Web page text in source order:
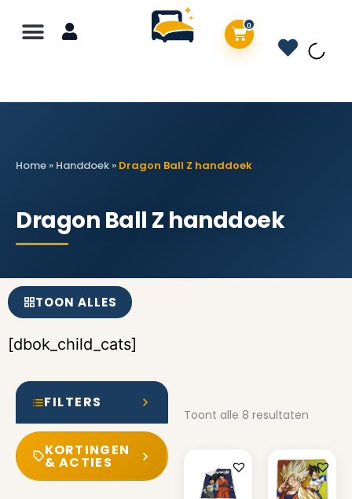
0
Home » Handdoek » Dragon Ball Z handdoek
Dragon Ball Z handdoek
TOON ALLES
[dbok_child_cats]
FILTERS
KORTINGEN
& ACTIES
Toont alle 8 resultaten